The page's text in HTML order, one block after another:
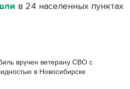
в 24 населенных пунктах
вручен ветерану СВО с
в Новосибирске